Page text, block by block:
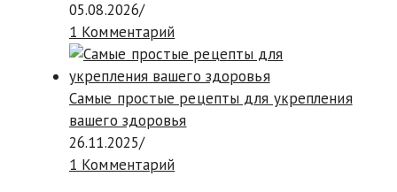
05.08.2026/
1 Комментарий
Самые простые рецепты для укрепления
вашего здоровья
26.11.2025/
1 Комментарий